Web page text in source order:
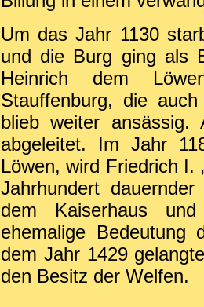
Um das Jahr 1130
und die Burg ging als
Heinrich dem
Stauffenburg, die
blieb weiter
abgeleitet. Im Jahr
Löwen, wird Friedrich I.
Jahrhundert
dem Kaiserhaus
ehemalige Bedeutung
dem Jahr 1429
den Besitz der Welfen.